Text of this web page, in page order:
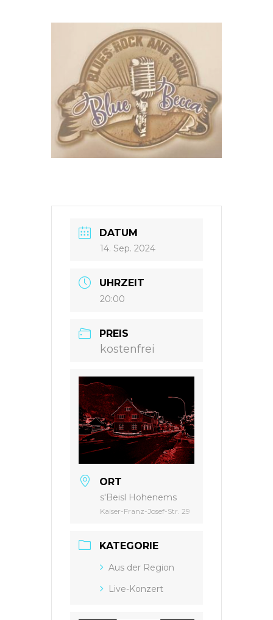
DATUM
14. Sep. 2024
UHRZEIT
20:00
PREIS
kostenfrei
ORT
s'Beisl Hohenems
Kaiser-Franz-Josef-Str. 29
KATEGORIE
Aus der Region
Live-Konzert